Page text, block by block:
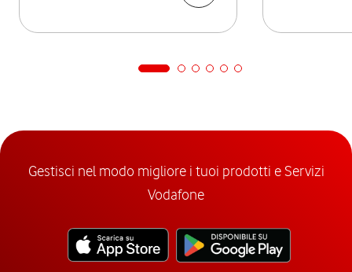
Gestisci nel modo migliore i tuoi prodotti e Servizi
Vodafone